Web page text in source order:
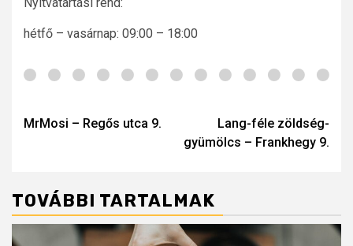
hétfő – vasárnap: 09:00 – 18:00
navigation
MrMosi – Regős utca 9.
Lang-féle zöldség-
gyümölcs – Frankhegy 9.
TOVÁBBI TARTALMAK